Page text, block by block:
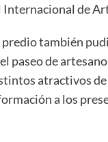
Internacional de
predio también
paseo de
atractivos
a los